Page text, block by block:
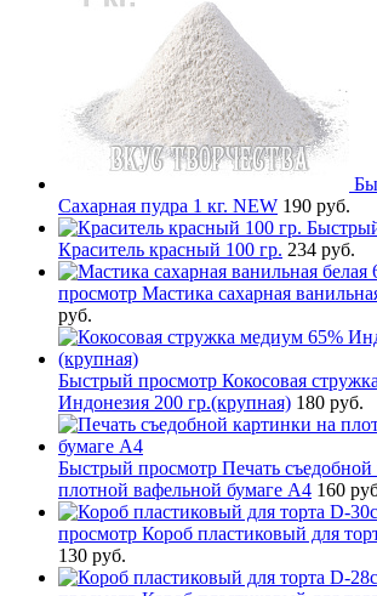
Сахарная пудра 1 кг. NEW 190 руб.
Краситель красный 100 гр. 234 руб.
просмотр Мастика сахарная
руб.
Быстрый просмотр Кокосовая
Индонезия 200 гр.(крупная) 180 руб.
Быстрый просмотр Печать
плотной вафельной бумаге А4 160
просмотр Короб пластиковый для
130 руб.